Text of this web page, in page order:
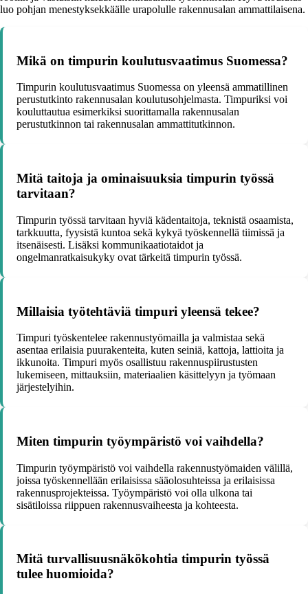
luo pohjan menestyksekkäälle urapolulle rakennusalan ammattilaisena.
Mikä on timpurin koulutusvaatimus Suomessa?
Timpurin koulutusvaatimus Suomessa on yleensä ammatillinen
perustutkinto rakennusalan koulutusohjelmasta. Timpuriksi voi
kouluttautua esimerkiksi suorittamalla rakennusalan
perustutkinnon tai rakennusalan ammattitutkinnon.
Mitä taitoja ja ominaisuuksia timpurin työssä
tarvitaan?
Timpurin työssä tarvitaan hyviä kädentaitoja, teknistä osaamista,
tarkkuutta, fyysistä kuntoa sekä kykyä työskennellä tiimissä ja
itsenäisesti. Lisäksi kommunikaatiotaidot ja
ongelmanratkaisukyky ovat tärkeitä timpurin työssä.
Millaisia työtehtäviä timpuri yleensä tekee?
Timpuri työskentelee rakennustyömailla ja valmistaa sekä
asentaa erilaisia puurakenteita, kuten seiniä, kattoja, lattioita ja
ikkunoita. Timpuri myös osallistuu rakennuspiirustusten
lukemiseen, mittauksiin, materiaalien käsittelyyn ja työmaan
järjestelyihin.
Miten timpurin työympäristö voi vaihdella?
Timpurin työympäristö voi vaihdella rakennustyömaiden välillä,
joissa työskennellään erilaisissa sääolosuhteissa ja erilaisissa
rakennusprojekteissa. Työympäristö voi olla ulkona tai
sisätiloissa riippuen rakennusvaiheesta ja kohteesta.
Mitä turvallisuusnäkökohtia timpurin työssä
tulee huomioida?